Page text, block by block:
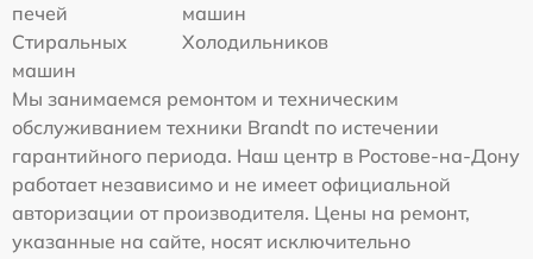
печей
машин
Стиральных
машин
Холодильников
Мы занимаемся ремонтом и техническим
обслуживанием техники Brandt по истечении
гарантийного периода. Наш центр в Ростове-на-Дону
работает независимо и не имеет официальной
авторизации от производителя. Цены на ремонт,
указанные на сайте, носят исключительно